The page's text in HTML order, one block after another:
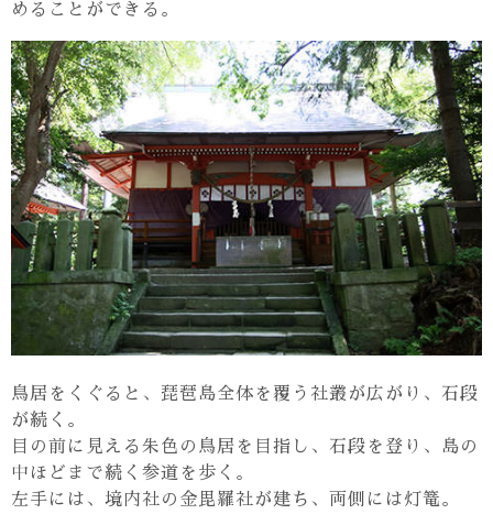
めることができる。
鳥居をくぐると、琵琶島全体を覆う社叢が広がり、石段
が続く。
目の前に見える朱色の鳥居を目指し、石段を登り、島の
中ほどまで続く参道を歩く。
左手には、境内社の金毘羅社が建ち、両側には灯篭。